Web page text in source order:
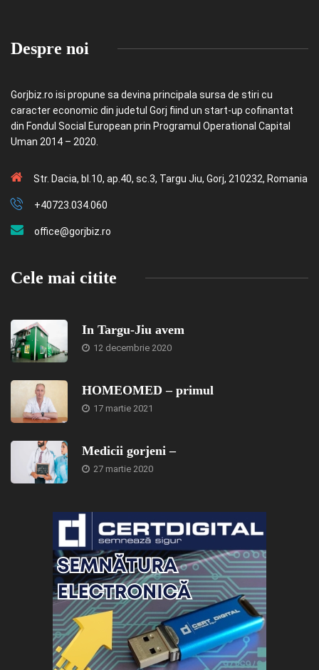
Despre noi
Gorjbiz.ro isi propune sa devina principala sursa de stiri cu
caracter economic din judetul Gorj fiind un start-up cofinantat
din Fondul Social European prin Programul Operational Capital
Uman 2014 – 2020.
Str. Dacia, bl.10, ap.40, sc.3, Targu Jiu, Gorj, 210232, Romania
+40723.034.060
office@gorjbiz.ro
Cele mai citite
In Targu-Jiu avem
12 decembrie 2020
HOMEOMED – primul
17 martie 2021
Medicii gorjeni –
27 martie 2020